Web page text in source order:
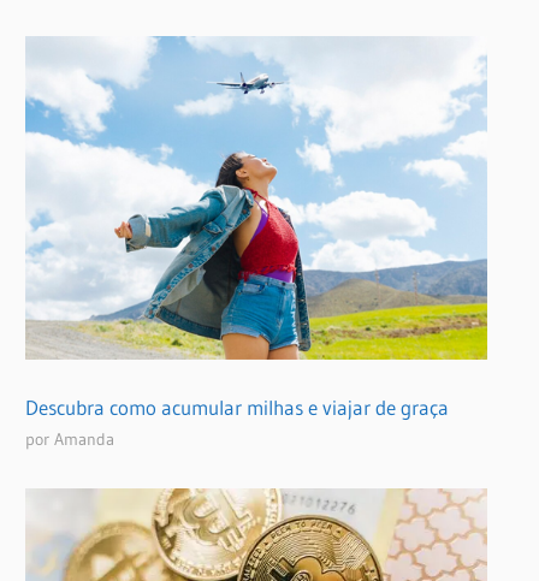
Descubra como acumular milhas e viajar de graça
por Amanda